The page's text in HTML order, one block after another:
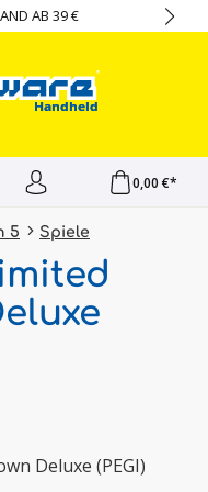
AB 39 €
0,00 €*
5 Spiele